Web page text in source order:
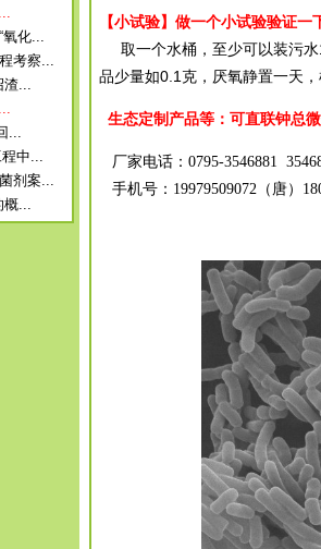
氧化...
考察...
渣...
...
中...
剂案...
概...
【小试验】做一个小试验验证一
取一个水桶，至少可以装污水
品少量如0.1克，厌氧静置一天，
生态定制产品等：可直联钟总
厂家电话：0795-3546881
手机号： 19979509072（唐）